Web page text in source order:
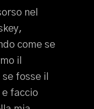
nel
come se
il
fosse il
faccio